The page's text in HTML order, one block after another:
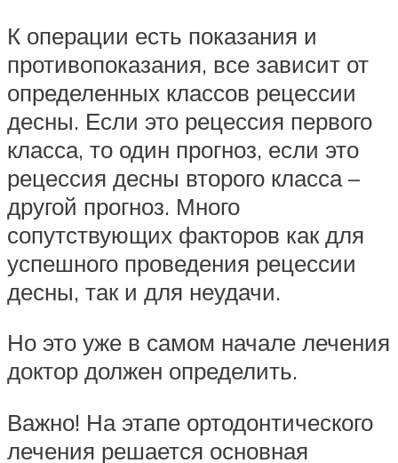
К операции есть показания и
противопоказания, все зависит от
определенных классов рецессии
десны. Если это рецессия первого
класса, то один прогноз, если это
рецессия десны второго класса –
другой прогноз. Много
сопутствующих факторов как для
успешного проведения рецессии
десны, так и для неудачи.
Но это уже в самом начале лечения
доктор должен определить.
Важно! На этапе ортодонтического
лечения решается основная